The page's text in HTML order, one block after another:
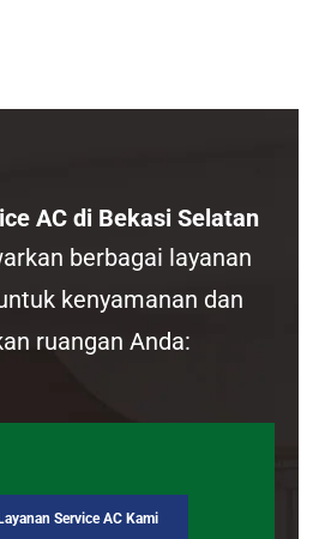
AC di Bekasi Selatan
berbagai layanan
kenyamanan dan
ruangan Anda:
Service AC Kami